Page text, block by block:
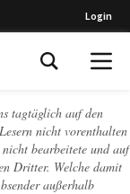
Login
tagtäglich auf den
nicht vorenthalten
bearbeitete und auf
Dritter. Welche damit
außerhalb